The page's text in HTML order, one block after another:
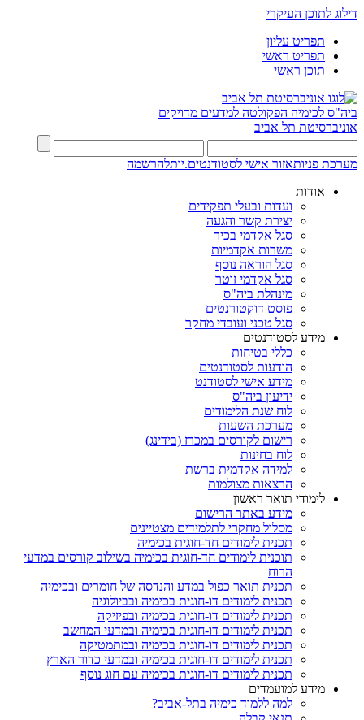
דילוג לתוכן העיקרי
תפריט עליון
תפריט ראשי
תוכן ראשי
ביה"ס לכימיה הפקולטה למדעים מדויקים
אוניברסיטת תל אביב
מערכת פניותאזור אישי לסטודנטים.יותלהרשמה
אודות
ועדות ובעלי תפקידים
יצירת קשר והגעה
סגל אקדמי בכיר
משרות אקדמיות
סגל הוראה נוסף
סגל אקדמי זוטר
מינהלת ביה"ס
פוסט דוקטורנטים
סגל טכני ועובדי מחקר
מידע לסטודנטים
כללי בטיחות
הודעות לסטודנטים
מידע אישי לסטודנט
ידיעון ביה"ס
לוח שנת הלימודים
מערכת השעות
רישום לקורסים במכרז (בידינג)
לוח בחינות
למידה אקדמית ברשת
הרצאות מצולמות
לימודי תואר ראשון
מידע באתר הרישום
מסלול מחקרי לתלמידים מצטיינים
תכנית לימודים חד-חוגית בכימיה
תוכנית לימודים חד-חוגית בכימיה בשילוב קורסים במדעי
הרוח
תכנית תואר כפול במדע והנדסה של חומרים ובכימיה
תכנית לימודים דו-חוגית בכימיה ובביולוגיה
תכנית לימודים דו-חוגית בכימיה ובפיזיקה
תכנית לימודים דו-חוגית בכימיה ובמדעי המחשב
תכנית לימודים דו-חוגית בכימיה ובמתמטיקה
תכנית לימודים דו-חוגית בכימיה ובמדעי כדור הארץ
תכנית לימודים דו-חוגית בכימיה עם חוג נוסף
מידע למועמדים
למה ללמוד כימיה בתל-אביב?